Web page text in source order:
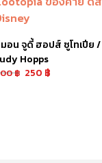
อน จูดี้ ฮอปส์ ซูโทเปีย /
Hopps
฿ 250 ฿